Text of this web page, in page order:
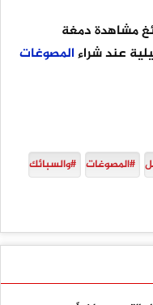
مشاهدة دمغة
عند شراءالمصوغات
#المصوغات #والسبائك